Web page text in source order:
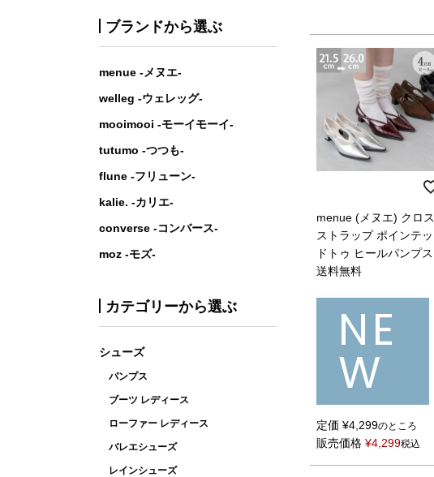
ブランドから選ぶ
menue -メヌエ-
welleg -ウェレッグ-
mooimooi -モーイモーイ-
tutumo -つつも-
flune -フリューン-
kalie. -カリエ-
converse -コンバース-
moz -モズ-
カテゴリーから選ぶ
シューズ
パンプス
ブーツ レディース
ローファー レディース
バレエシューズ
レインシューズ
menue (メヌエ) クロス
ストラップ ポインテッ
ドトゥ ヒールパンプス
送料無料
NE
W
定価 ¥4,299のところ
販売価格 ¥4,299税込